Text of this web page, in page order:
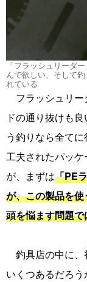
「フラッシュリーダ
んで欲しい、そして
れている
フラッシュリー
ドの通り抜けも
う釣りなら全て
工夫されたパッ
が、まずは「PE
が、この製品を
頭を悩ます問題
釣具店の中に、
いくつあるだろ